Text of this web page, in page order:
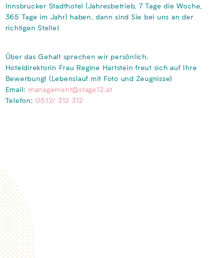
Innsbrucker Stadthotel (Jahresbetrieb, 7 Tage die Woche,
365 Tage im Jahr) haben, dann sind Sie bei uns an der
richtigen Stelle!
Über das Gehalt sprechen wir persönlich.
Hoteldirektorin Frau Regine Hartstein freut sich auf Ihre
Bewerbung! (Lebenslauf mit Foto und Zeugnisse)
Email: management@stage12.at
Telefon: 0512/ 312 312